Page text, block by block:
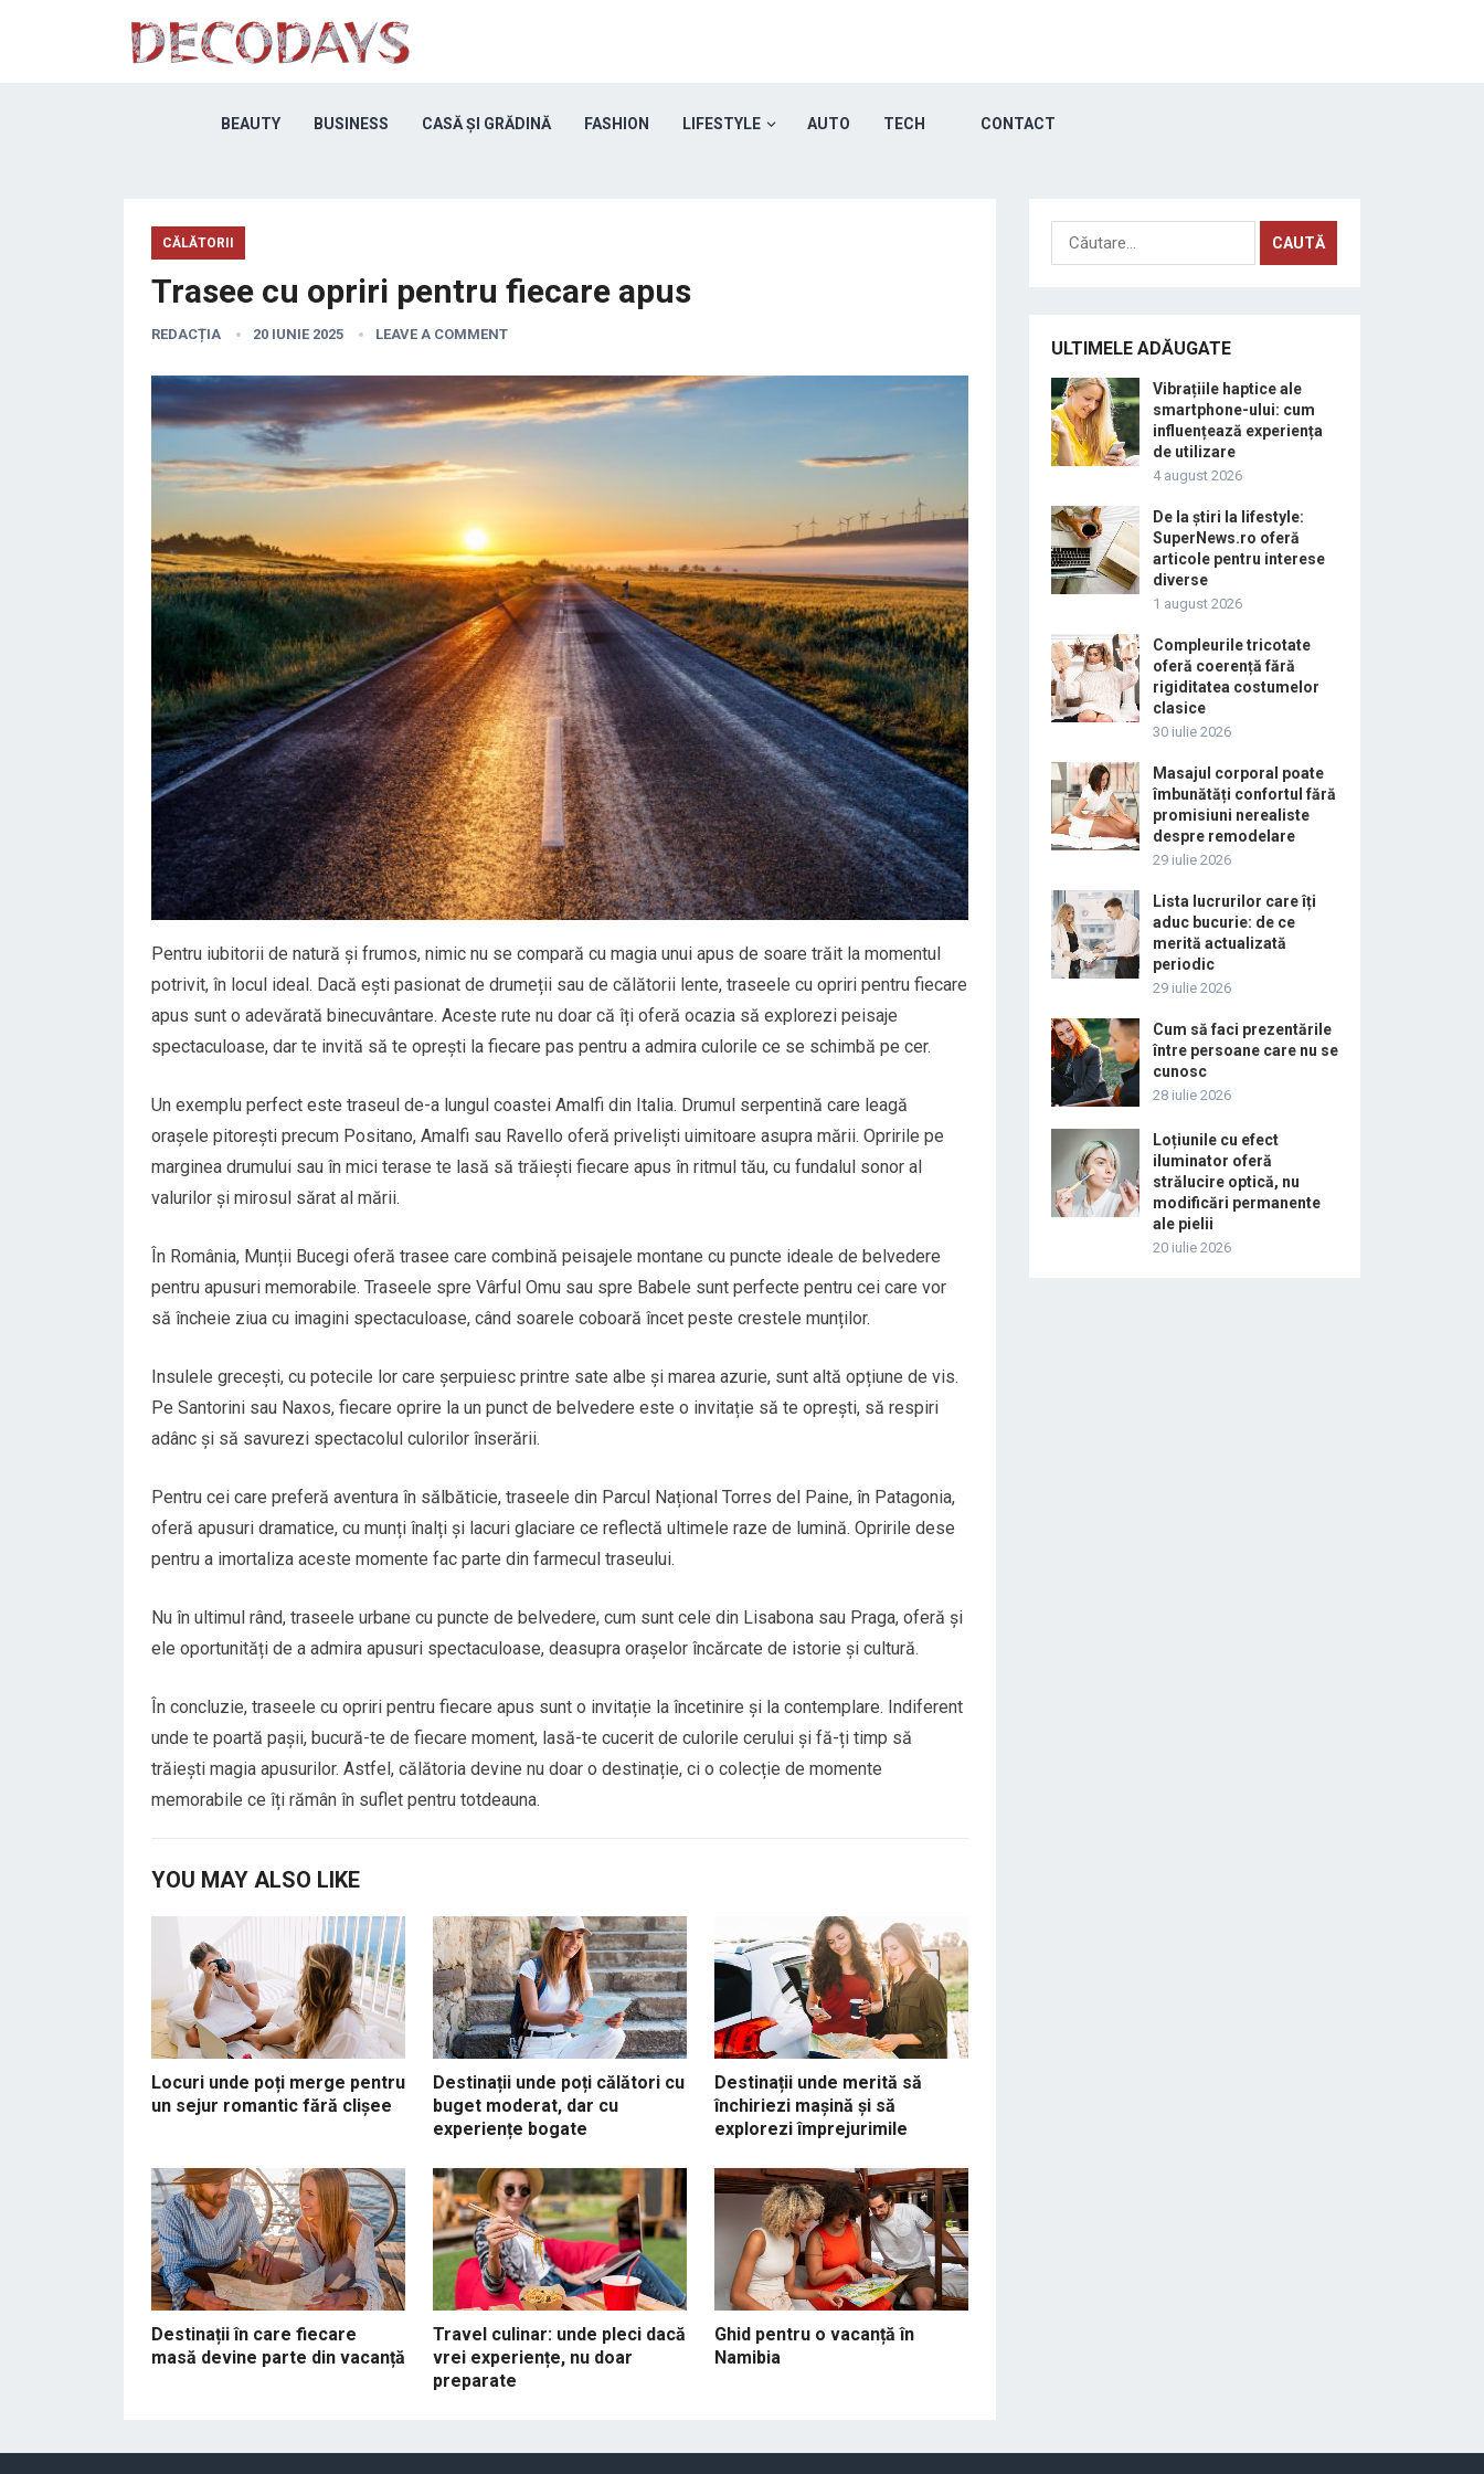
BEAUTY BUSINESS CASĂ ȘI GRĂDINĂ FASHION LIFESTYLE AUTO TECH CONTACT
CĂLĂTORII
Trasee cu opriri pentru fiecare apus
REDACȚIA 20 IUNIE 2025 LEAVE A COMMENT
Pentru iubitorii de natură și frumos, nimic nu se compară cu magia unui apus de soare trăit la momentul
potrivit, în locul ideal. Dacă ești pasionat de drumeții sau de călătorii lente, traseele cu opriri pentru fiecare
apus sunt o adevărată binecuvântare. Aceste rute nu doar că îți oferă ocazia să explorezi peisaje
spectaculoase, dar te invită să te oprești la fiecare pas pentru a admira culorile ce se schimbă pe cer.
Un exemplu perfect este traseul de-a lungul coastei Amalfi din Italia. Drumul serpentină care leagă
orașele pitorești precum Positano, Amalfi sau Ravello oferă priveliști uimitoare asupra mării. Opririle pe
marginea drumului sau în mici terase te lasă să trăiești fiecare apus în ritmul tău, cu fundalul sonor al
valurilor și mirosul sărat al mării.
În România, Munții Bucegi oferă trasee care combină peisajele montane cu puncte ideale de belvedere
pentru apusuri memorabile. Traseele spre Vârful Omu sau spre Babele sunt perfecte pentru cei care vor
să încheie ziua cu imagini spectaculoase, când soarele coboară încet peste crestele munților.
Insulele grecești, cu potecile lor care șerpuiesc printre sate albe și marea azurie, sunt altă opțiune de vis.
Pe Santorini sau Naxos, fiecare oprire la un punct de belvedere este o invitație să te oprești, să respiri
adânc și să savurezi spectacolul culorilor înserării.
Pentru cei care preferă aventura în sălbăticie, traseele din Parcul Național Torres del Paine, în Patagonia,
oferă apusuri dramatice, cu munți înalți și lacuri glaciare ce reflectă ultimele raze de lumină. Opririle dese
pentru a imortaliza aceste momente fac parte din farmecul traseului.
Nu în ultimul rând, traseele urbane cu puncte de belvedere, cum sunt cele din Lisabona sau Praga, oferă și
ele oportunități de a admira apusuri spectaculoase, deasupra orașelor încărcate de istorie și cultură.
În concluzie, traseele cu opriri pentru fiecare apus sunt o invitație la încetinire și la contemplare. Indiferent
unde te poartă pașii, bucură-te de fiecare moment, lasă-te cucerit de culorile cerului și fă-ți timp să
trăiești magia apusurilor. Astfel, călătoria devine nu doar o destinație, ci o colecție de momente
memorabile ce îți rămân în suflet pentru totdeauna.
YOU MAY ALSO LIKE
Locuri unde poți merge pentru
un sejur romantic fără clișee
Destinații unde poți călători cu
buget moderat, dar cu
experiențe bogate
Destinații unde merită să
închiriezi mașină și să
explorezi împrejurimile
Destinații în care fiecare
masă devine parte din vacanță
Travel culinar: unde pleci dacă
vrei experiențe, nu doar
preparate
Ghid pentru o vacanță în
Namibia
Caută
după:
ULTIMELE ADĂUGATE
Vibrațiile haptice ale
smartphone-ului: cum
influențează experiența
de utilizare
4 august 2026
De la știri la lifestyle:
SuperNews.ro oferă
articole pentru interese
diverse
1 august 2026
Compleurile tricotate
oferă coerență fără
rigiditatea costumelor
clasice
30 iulie 2026
Masajul corporal poate
îmbunătăți confortul fără
promisiuni nerealiste
despre remodelare
29 iulie 2026
Lista lucrurilor care îți
aduc bucurie: de ce
merită actualizată
periodic
29 iulie 2026
Cum să faci prezentările
între persoane care nu se
cunosc
28 iulie 2026
Loțiunile cu efect
iluminator oferă
strălucire optică, nu
modificări permanente
ale pielii
20 iulie 2026